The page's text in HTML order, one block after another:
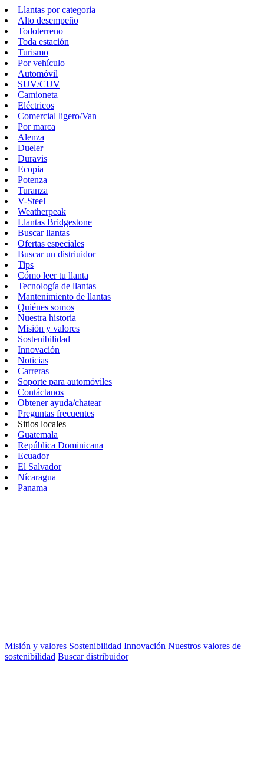
Llantas por categoria
Alto desempeño
Todoterreno
Toda estación
Turismo
Por vehículo
Automóvil
SUV/CUV
Camioneta
Eléctricos
Comercial ligero/Van
Por marca
Alenza
Dueler
Duravis
Ecopia
Potenza
Turanza
V-Steel
Weatherpeak
Llantas Bridgestone
Buscar llantas
Ofertas especiales
Buscar un distriuidor
Tips
Cómo leer tu llanta
Tecnología de llantas
Mantenimiento de llantas
Quiénes somos
Nuestra historia
Misión y valores
Sostenibilidad
Innovación
Noticias
Carreras
Soporte para automóviles
Contáctanos
Obtener ayuda/chatear
Preguntas frecuentes
Sitios locales
Guatemala
República Dominicana
Ecuador
El Salvador
Nícaragua
Panama
Misión y valores Sostenibilidad Innovación Nuestros valores de
sostenibilidad Buscar distribuidor